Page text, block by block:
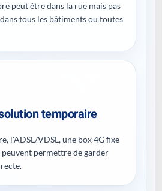
peut être dans la rue mais pas
tous les bâtiments ou toutes
temporaire
l'ADSL/VDSL, une box 4G fixe
peuvent permettre de garder